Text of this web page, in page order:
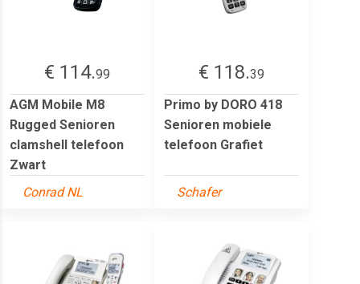
€ 114.99
AGM Mobile M8
Rugged Senioren
clamshell telefoon
Zwart
Conrad NL
€ 118.39
Primo by DORO 418
Senioren mobiele
telefoon Grafiet
Schafer